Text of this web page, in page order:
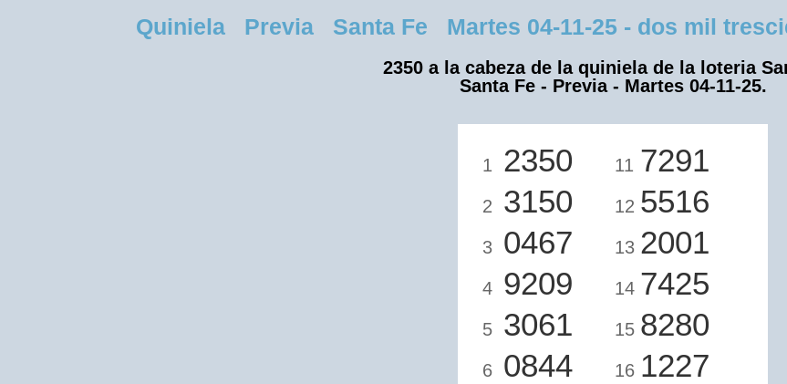
Quiniela Previa Santa Fe Martes 04-11-25 - dos mil
2350 a la cabeza de la quiniela de la loteria
Santa Fe - Previa - Martes 04-11-25.
1 2350
2 3150
3 0467
4 9209
5 3061
6 0844
11 7291
12 5516
13 2001
14 7425
15 8280
16 1227